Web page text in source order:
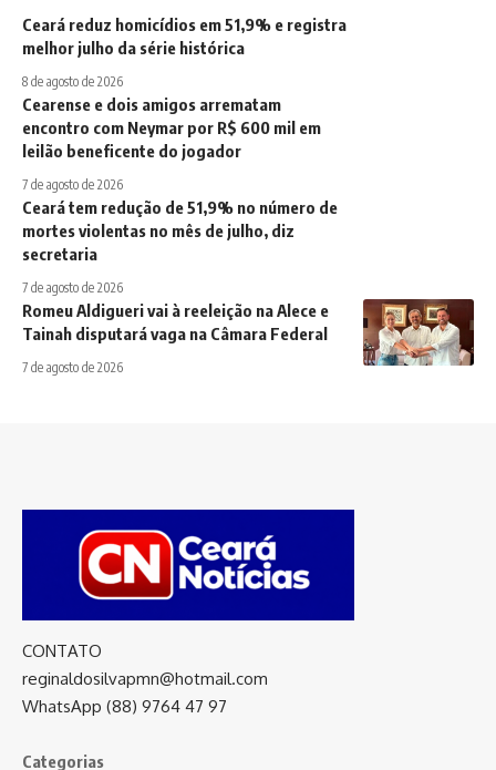
Ceará reduz homicídios em 51,9% e registra
melhor julho da série histórica
8 de agosto de 2026
Cearense e dois amigos arrematam
encontro com Neymar por R$ 600 mil em
leilão beneficente do jogador
7 de agosto de 2026
Ceará tem redução de 51,9% no número de
mortes violentas no mês de julho, diz
secretaria
7 de agosto de 2026
Romeu Aldigueri vai à reeleição na Alece e
Tainah disputará vaga na Câmara Federal
7 de agosto de 2026
CONTATO
reginaldosilvapmn@hotmail.com
WhatsApp (88) 9764 47 97
Categorias